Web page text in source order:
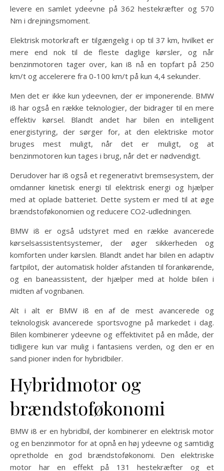
levere en samlet ydeevne på 362 hestekræfter og 570
Nm i drejningsmoment.
Elektrisk motorkraft er tilgængelig i op til 37 km, hvilket er
mere end nok til de fleste daglige kørsler, og når
benzinmotoren tager over, kan i8 nå en topfart på 250
km/t og accelerere fra 0-100 km/t på kun 4,4 sekunder.
Men det er ikke kun ydeevnen, der er imponerende. BMW
i8 har også en række teknologier, der bidrager til en mere
effektiv kørsel. Blandt andet har bilen en intelligent
energistyring, der sørger for, at den elektriske motor
bruges mest muligt, når det er muligt, og at
benzinmotoren kun tages i brug, når det er nødvendigt.
Derudover har i8 også et regenerativt bremsesystem, der
omdanner kinetisk energi til elektrisk energi og hjælper
med at oplade batteriet. Dette system er med til at øge
brændstoføkonomien og reducere CO2-udledningen.
BMW i8 er også udstyret med en række avancerede
kørselsassistentsystemer, der øger sikkerheden og
komforten under kørslen. Blandt andet har bilen en adaptiv
fartpilot, der automatisk holder afstanden til forankørende,
og en baneassistent, der hjælper med at holde bilen i
midten af vognbanen.
Alt i alt er BMW i8 en af de mest avancerede og
teknologisk avancerede sportsvogne på markedet i dag.
Bilen kombinerer ydeevne og effektivitet på en måde, der
tidligere kun var mulig i fantasiens verden, og den er en
sand pioner inden for hybridbiler.
Hybridmotor og
brændstoføkonomi
BMW i8 er en hybridbil, der kombinerer en elektrisk motor
og en benzinmotor for at opnå en høj ydeevne og samtidig
opretholde en god brændstoføkonomi. Den elektriske
motor har en effekt på 131 hestekræfter og et